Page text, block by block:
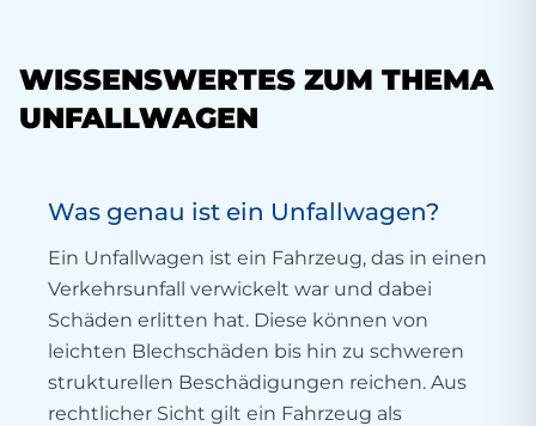
WISSENSWERTES ZUM THEMA
UNFALLWAGEN
Was genau ist ein Unfallwagen?
Ein Unfallwagen ist ein Fahrzeug, das in einen
Verkehrsunfall verwickelt war und dabei
Schäden erlitten hat. Diese können von
leichten Blechschäden bis hin zu schweren
strukturellen Beschädigungen reichen. Aus
rechtlicher Sicht gilt ein Fahrzeug als